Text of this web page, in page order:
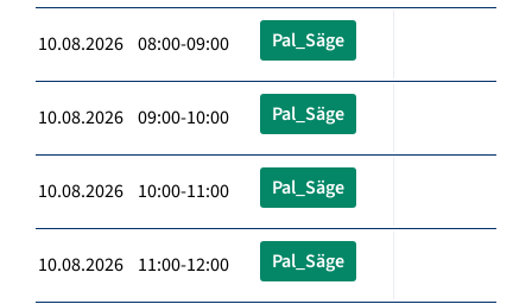
10.08.2026 08:00-09:00 Pal_Säge
10.08.2026 09:00-10:00 Pal_Säge
10.08.2026 10:00-11:00 Pal_Säge
10.08.2026 11:00-12:00 Pal_Säge